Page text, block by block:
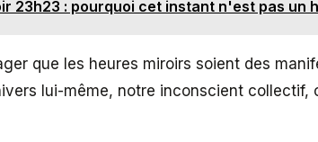
23h23 : pourquoi cet instant n'est pas un
que les heures miroirs soient des
lui-même, notre inconscient collectif,